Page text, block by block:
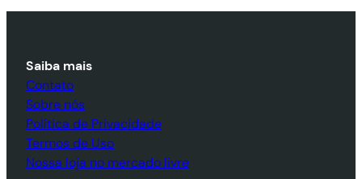
Saiba mais
Contato
Sobre nós
Política de Privacidade
Termos de Uso
Nossa loja no mercado livre